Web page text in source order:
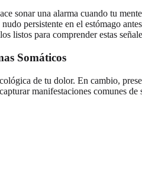
sonar una alarma cuando tu
persistente en el estómago
listos para comprender estas
Somáticos
de tu dolor. En cambio,
manifestaciones comunes